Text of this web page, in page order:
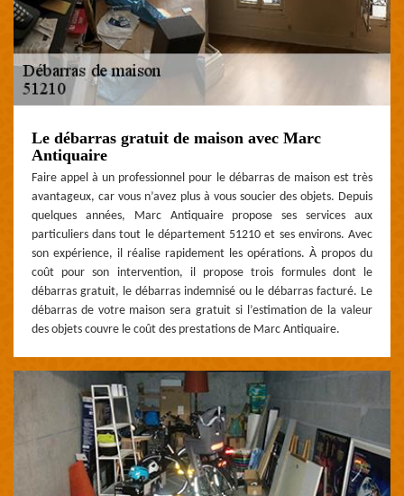
Le débarras gratuit de maison avec Marc
Antiquaire
Faire appel à un professionnel pour le débarras de maison est très
avantageux, car vous n’avez plus à vous soucier des objets. Depuis
quelques années, Marc Antiquaire propose ses services aux
particuliers dans tout le département 51210 et ses environs. Avec
son expérience, il réalise rapidement les opérations. À propos du
coût pour son intervention, il propose trois formules dont le
débarras gratuit, le débarras indemnisé ou le débarras facturé. Le
débarras de votre maison sera gratuit si l’estimation de la valeur
des objets couvre le coût des prestations de Marc Antiquaire.